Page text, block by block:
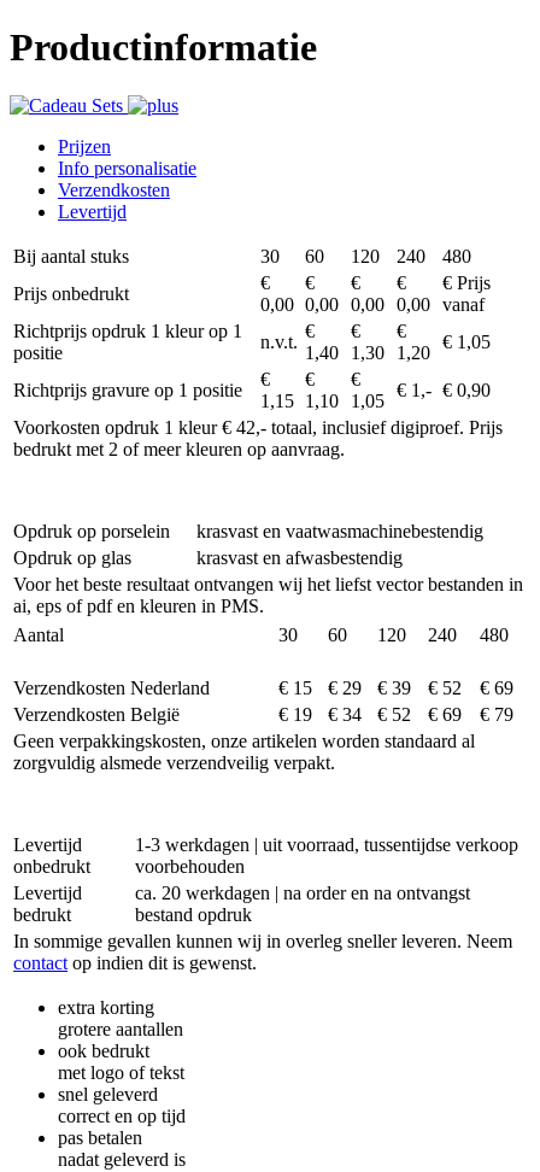
Productinformatie
Prijzen
Info personalisatie
Verzendkosten
Levertijd
Bij aantal stuks 30 60 120 240
480
Prijs onbedrukt
€
0,00
€
0,00
€
0,00
€
0,00
€ Prijs
vanaf
Richtprijs opdruk 1 kleur op 1
positie
n.v.t.
€
1,40
€
1,30
€
1,20
€ 1,05
Richtprijs gravure op 1 positie
€
1,15
€
1,10
€
1,05
€ 1,- € 0,90
Voorkosten opdruk 1 kleur € 42,- totaal, inclusief digiproef. Prijs
bedrukt met 2 of meer kleuren op aanvraag.
Opdruk op porselein
krasvast en vaatwasmachinebestendig
Opdruk op glas
krasvast en afwasbestendig
Voor het beste resultaat ontvangen wij het liefst vector bestanden in
ai, eps of pdf en kleuren in PMS.
Aantal
30 60 120 240 480
Verzendkosten Nederland € 15 € 29 € 39 € 52
€ 69
Verzendkosten België
€ 19 € 34 € 52 € 69
€ 79
Geen verpakkingskosten, onze artikelen worden standaard al
zorgvuldig alsmede verzendveilig verpakt.
Levertijd
onbedrukt
1-3 werkdagen | uit voorraad, tussentijdse verkoop
voorbehouden
Levertijd
bedrukt
ca. 20 werkdagen | na order en na ontvangst
bestand opdruk
In sommige gevallen kunnen wij in overleg sneller leveren. Neem
contact op indien dit is gewenst.
extra korting
grotere aantallen
ook bedrukt
met logo of tekst
snel geleverd
correct en op tijd
pas betalen
nadat geleverd is